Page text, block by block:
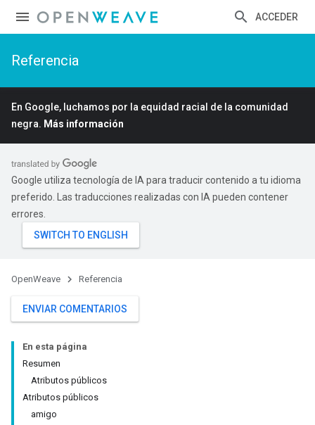
ACCEDER
Referencia
En Google, luchamos por la equidad racial de la comunidad
negra. Más información
Google utiliza tecnología de IA para traducir contenido a tu idioma
preferido. Las traducciones realizadas con IA pueden contener
errores.
OpenWeave Referencia
ENVIAR COMENTARIOS
En esta página
Resumen
Atributos públicos
Atributos públicos
amigo